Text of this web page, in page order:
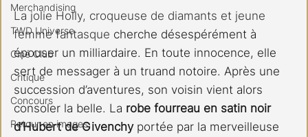
Merchandising
TWD Universe
Ciné Club
Critique
Concours
Retour en images
La jolie Holly, croqueuse de diamants et jeune
femme fantasque cherche désespérément à
épouser un milliardaire. En toute innocence, elle
sert de messager à un truand notoire. Après une
succession d’aventures, son voisin vient alors
consoler la belle. La robe fourreau en satin noir
d’Hubert de Givenchy portée par la merveilleuse